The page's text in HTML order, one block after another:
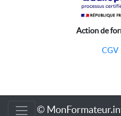
Action de
CGV
©